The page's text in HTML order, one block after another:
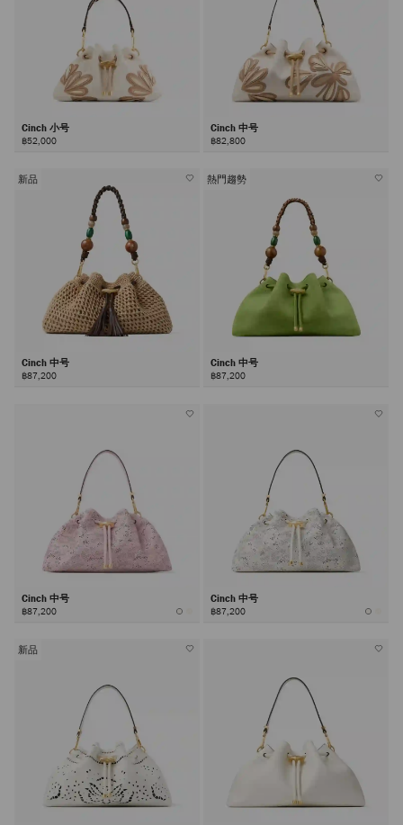
Cinch 小号
฿52,000
Cinch 中号
฿82,800
新品
Cinch 中号
฿87,200
熱門趨勢
Cinch 中号
฿87,200
Cinch 中号
฿87,200
Cinch 中号
฿87,200
新品